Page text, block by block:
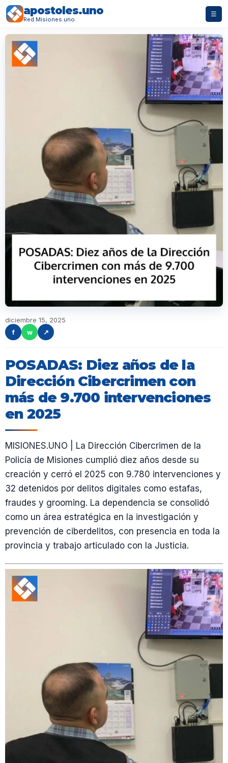
apostoles.uno
Red Misiones.uno
☰
diciembre 15, 2025
f
w ↗
POSADAS: Diez años de la
Dirección Cibercrimen con
más de 9.700 intervenciones
en 2025
MISIONES.UNO | La Dirección Cibercrimen de la
Policía de Misiones cumplió diez años desde su
creación y cerró el 2025 con 9.780 intervenciones y
32 detenidos por delitos digitales como estafas,
fraudes y grooming. La dependencia se consolidó
como un área estratégica en la investigación y
prevención de ciberdelitos, con presencia en toda la
provincia y trabajo articulado con la Justicia.